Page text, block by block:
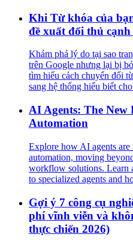
Khi Từ khóa của
đề xuất đối thủ
Khám phá lý do tại sao
trên Google nhưng lại bị
tìm hiểu cách chuyển đổi
sang hệ thống hiểu biết
AI Agents: The
Automation
Explore how AI agents
automation, moving
workflow solutions. Learn
to specialized agents and
Gợi ý 7 công cụ
phí vĩnh viễn và
thực chiến 2026)